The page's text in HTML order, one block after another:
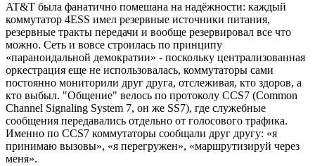
AT&T была фанатично помешана на надёжности: каждый
коммутатор 4ESS имел резервные источники питания,
резервные тракты передачи и вообще резервировал все что
можно. Сеть и вовсе строилась по принципу
«параноидальной демократии» - поскольку централизованная
оркестрация еще не использовалась, коммутаторы сами
постоянно мониторили друг друга, отслеживая, кто здоров, а
кто выбыл. "Общение" велось по протоколу CCS7 (Common
Channel Signaling System 7, он же SS7), где служебные
сообщения передавались отдельно от голосового трафика.
Именно по CCS7 коммутаторы сообщали друг другу: «я
принимаю вызовы», «я перегружен», «маршрутизируй через
меня».